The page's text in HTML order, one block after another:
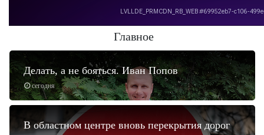
Главное
сегодня
Делать, а не бояться. Иван Попов
В областном центре вновь перекрытия дорог